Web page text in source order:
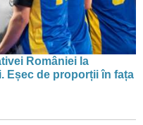
României la
Eșec de proporții în fața